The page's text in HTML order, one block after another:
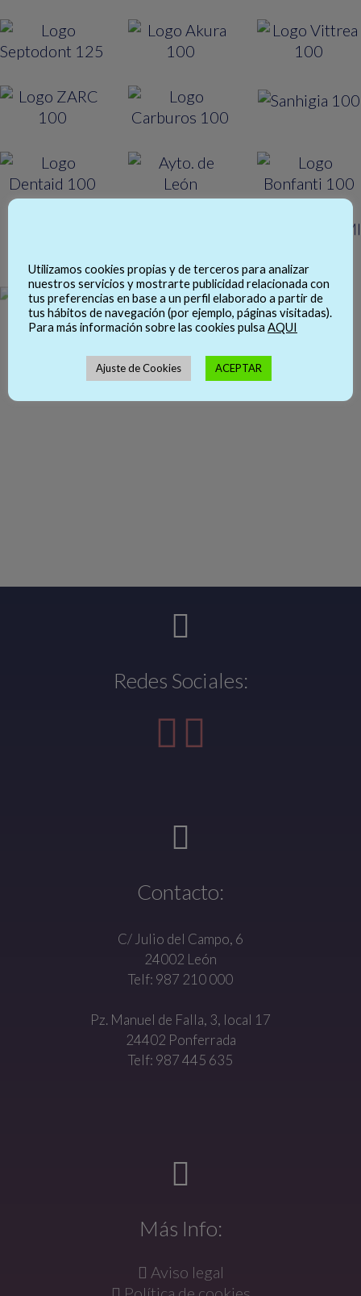
Redes Sociales:
Contacto:
C/ Julio del Campo, 6
24002 León
Telf: 987 210 000
Pz. Manuel de Falla, 3, local 17
24402 Ponferrada
Telf: 987 445 635
Más Info:
Aviso legal
Utilizamos cookies propias y de terceros para analizar
nuestros servicios y mostrarte publicidad relacionada con
tus preferencias en base a un perfil elaborado a partir de
tus hábitos de navegación (por ejemplo, páginas visitadas).
Para más información sobre las cookies pulsa AQUI
Ajuste de Cookies ACEPTAR